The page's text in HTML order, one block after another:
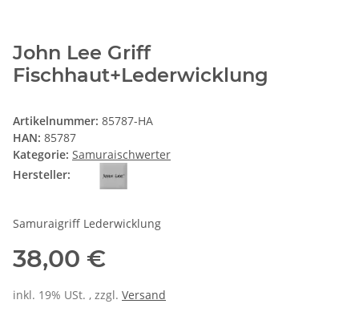
John Lee Griff
Fischhaut+Lederwicklung
Artikelnummer: 85787-HA
HAN: 85787
Kategorie: Samuraischwerter
Hersteller:
Samuraigriff Lederwicklung
38,00 €
inkl. 19% USt. , zzgl. Versand